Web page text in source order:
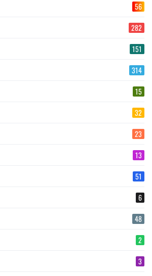
56
282
151
314
15
32
23
13
51
6
48
2
3